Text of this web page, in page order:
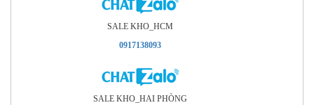
SALE KHO_HCM
0917138093
SALE KHO_HAI PHÒNG